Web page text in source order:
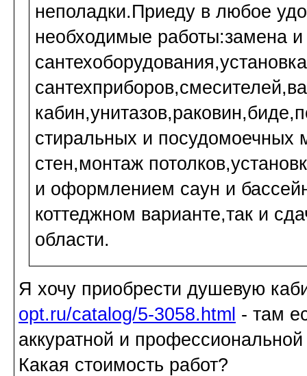
неполадки.Приеду в любое
необходимые работы:замена
сантехоборудования,установка
стиральных и посудомоечных
стен,монтаж
и оформлением саун и
коттеджном варианте,так и
области.
Я хочу приобрести душевую
opt.ru/catalog/5-3058.html - там
аккуратной и
Какая стоимость работ?